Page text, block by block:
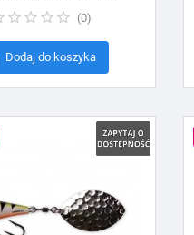
(0)
Dodaj do koszyka